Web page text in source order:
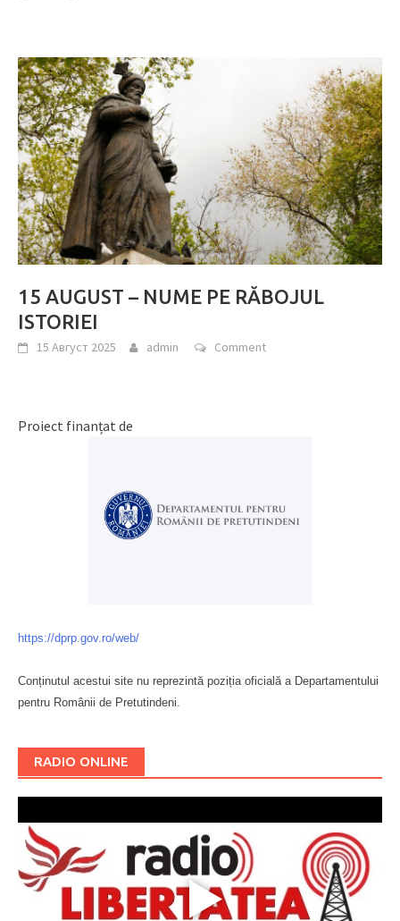
15 AUGUST – NUME PE RĂBOJUL
ISTORIEI
15 Август 2025 admin Comment
Proiect finanțat de
https://dprp.gov.ro/web/
Conținutul acestui site nu reprezintă poziția oficială a Departamentului
pentru Românii de Pretutindeni.
RADIO ONLINE